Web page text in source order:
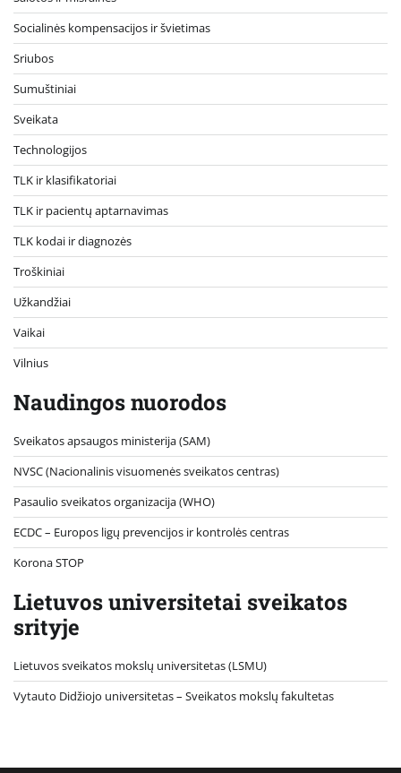
Socialinės kompensacijos ir švietimas
Sriubos
Sumuštiniai
Sveikata
Technologijos
TLK ir klasifikatoriai
TLK ir pacientų aptarnavimas
TLK kodai ir diagnozės
Troškiniai
Užkandžiai
Vaikai
Vilnius
Naudingos nuorodos
Sveikatos apsaugos ministerija (SAM)
NVSC (Nacionalinis visuomenės sveikatos centras)
Pasaulio sveikatos organizacija (WHO)
ECDC – Europos ligų prevencijos ir kontrolės centras
Korona STOP
Lietuvos universitetai sveikatos
srityje
Lietuvos sveikatos mokslų universitetas (LSMU)
Vytauto Didžiojo universitetas– Sveikatos mokslų fakultetas